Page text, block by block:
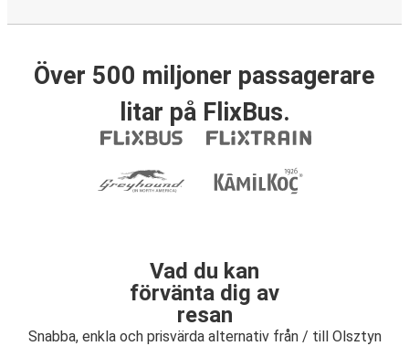
Över 500 miljoner passagerare
litar på FlixBus.
Vad du kan
förvänta dig av
resan
Snabba, enkla och prisvärda alternativ från / till Olsztyn